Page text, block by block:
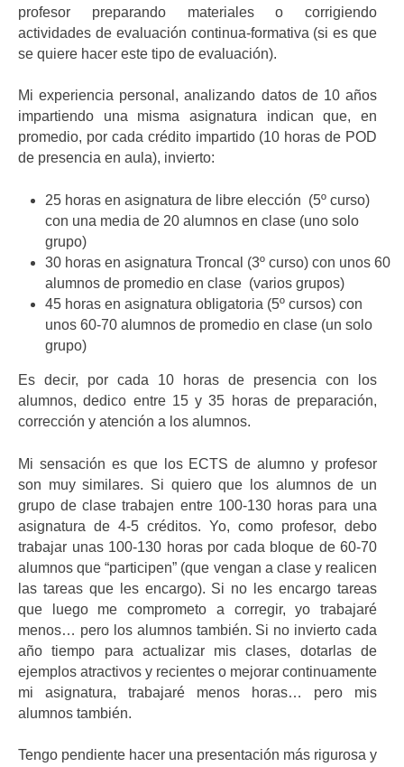
profesor preparando materiales o corrigiendo
actividades de evaluación continua-formativa (si es que
se quiere hacer este tipo de evaluación).
Mi experiencia personal, analizando datos de 10 años
impartiendo una misma asignatura indican que, en
promedio, por cada crédito impartido (10 horas de POD
de presencia en aula), invierto:
25 horas en asignatura de libre elección (5º curso)
con una media de 20 alumnos en clase (uno solo
grupo)
30 horas en asignatura Troncal (3º curso) con unos 60
alumnos de promedio en clase (varios grupos)
45 horas en asignatura obligatoria (5º cursos) con
unos 60-70 alumnos de promedio en clase (un solo
grupo)
Es decir, por cada 10 horas de presencia con los
alumnos, dedico entre 15 y 35 horas de preparación,
corrección y atención a los alumnos.
Mi sensación es que los ECTS de alumno y profesor
son muy similares. Si quiero que los alumnos de un
grupo de clase trabajen entre 100-130 horas para una
asignatura de 4-5 créditos. Yo, como profesor, debo
trabajar unas 100-130 horas por cada bloque de 60-70
alumnos que “participen” (que vengan a clase y realicen
las tareas que les encargo). Si no les encargo tareas
que luego me comprometo a corregir, yo trabajaré
menos… pero los alumnos también. Si no invierto cada
año tiempo para actualizar mis clases, dotarlas de
ejemplos atractivos y recientes o mejorar continuamente
mi asignatura, trabajaré menos horas… pero mis
alumnos también.
Tengo pendiente hacer una presentación más rigurosa y